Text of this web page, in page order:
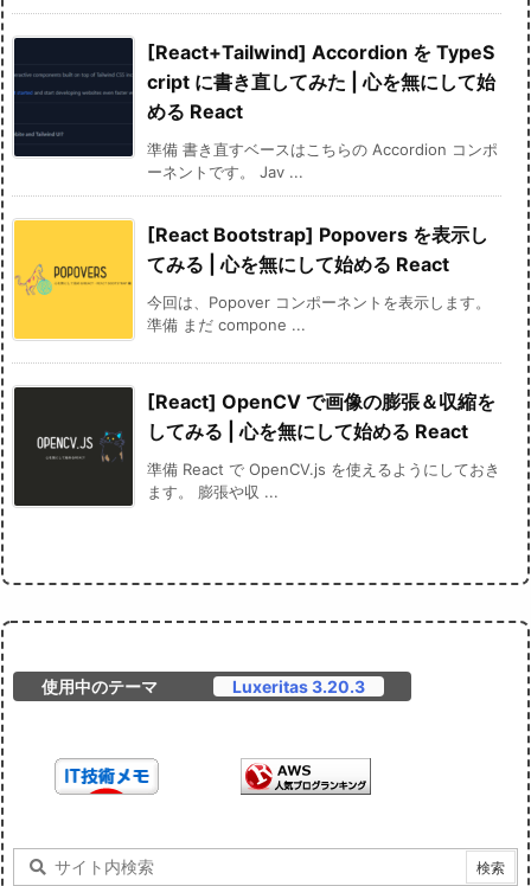
[React+Tailwind] Accordion を TypeS
cript に書き直してみた | 心を無にして始
める React
準備 書き直すベースはこちらの Accordion コンポ
ーネントです。 Jav ...
[React Bootstrap] Popovers を表示し
てみる | 心を無にして始める React
今回は、Popover コンポーネントを表示します。
準備 まだ compone ...
[React] OpenCV で画像の膨張＆収縮を
してみる | 心を無にして始める React
準備 React で OpenCV.js を使えるようにしておき
ます。 膨張や収 ...
使用中のテーマ Luxeritas 3.20.3